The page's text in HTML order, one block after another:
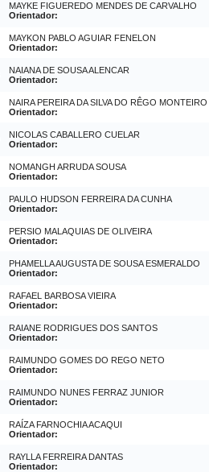
MAYKE FIGUEREDO MENDES DE CARVALHO
Orientador:
MAYKON PABLO AGUIAR FENELON
Orientador:
NAIANA DE SOUSA ALENCAR
Orientador:
NAIRA PEREIRA DA SILVA DO RÊGO MONTEIRO
Orientador:
NICOLAS CABALLERO CUELAR
Orientador:
NOMANGH ARRUDA SOUSA
Orientador:
PAULO HUDSON FERREIRA DA CUNHA
Orientador:
PERSIO MALAQUIAS DE OLIVEIRA
Orientador:
PHAMELLA AUGUSTA DE SOUSA ESMERALDO
Orientador:
RAFAEL BARBOSA VIEIRA
Orientador:
RAIANE RODRIGUES DOS SANTOS
Orientador:
RAIMUNDO GOMES DO REGO NETO
Orientador:
RAIMUNDO NUNES FERRAZ JUNIOR
Orientador:
RAÍZA FARNOCHIA ACAQUI
Orientador:
RAYLLA FERREIRA DANTAS
Orientador: